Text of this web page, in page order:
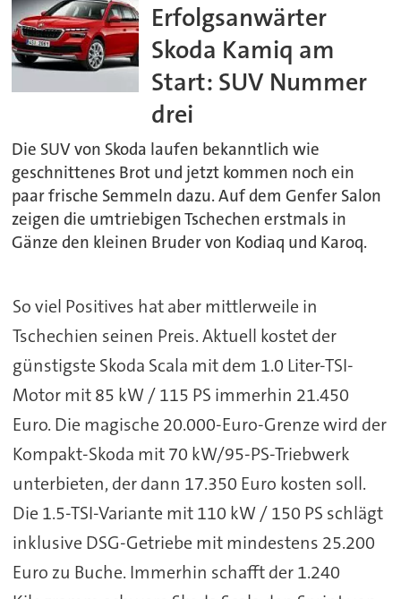
Erfolgsanwärter
Skoda Kamiq am
Start: SUV Nummer
drei
Die SUV von Skoda laufen bekanntlich wie
geschnittenes Brot und jetzt kommen noch ein
paar frische Semmeln dazu. Auf dem Genfer Salon
zeigen die umtriebigen Tschechen erstmals in
Gänze den kleinen Bruder von Kodiaq und Karoq.
So viel Positives hat aber mittlerweile in
Tschechien seinen Preis. Aktuell kostet der
günstigste Skoda Scala mit dem 1.0 Liter-TSI-
Motor mit 85 kW / 115 PS immerhin 21.450
Euro. Die magische 20.000-Euro-Grenze wird der
Kompakt-Skoda mit 70 kW/95-PS-Triebwerk
unterbieten, der dann 17.350 Euro kosten soll.
Die 1.5-TSI-Variante mit 110 kW / 150 PS schlägt
inklusive DSG-Getriebe mit mindestens 25.200
Euro zu Buche. Immerhin schafft der 1.240